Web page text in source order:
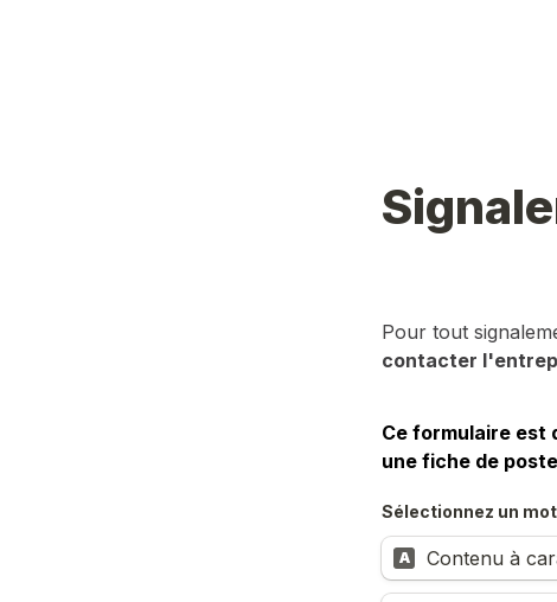
Pour tout
contacter
Ce formulaire est
une fiche de
Sélectionnez un
A Contenu à